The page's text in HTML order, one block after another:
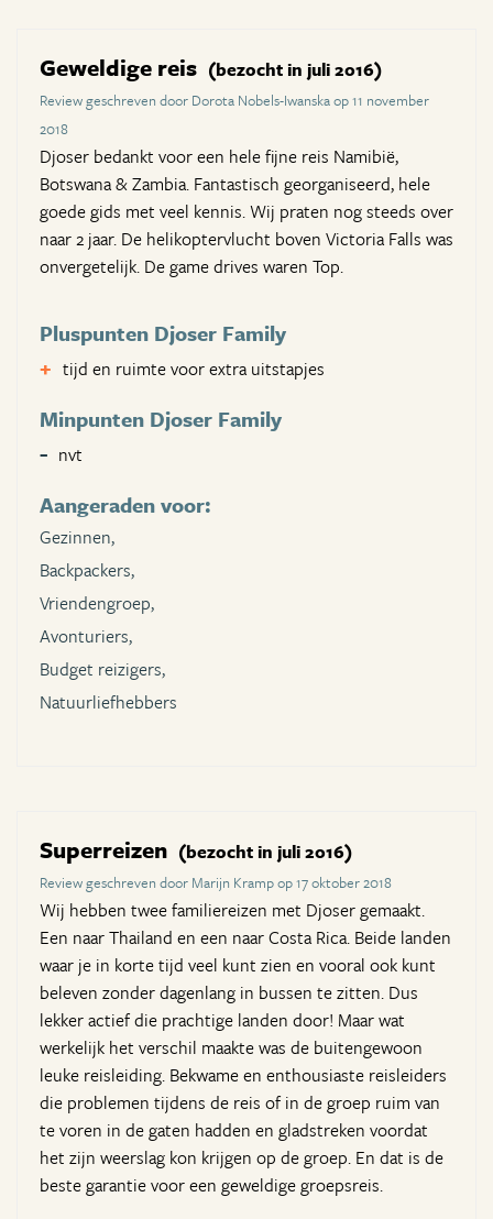
Geweldige reis (bezocht in juli 2016)
Review geschreven door Dorota Nobels-Iwanska op 11 november
2018
Djoser bedankt voor een hele fijne reis Namibië,
Botswana & Zambia. Fantastisch georganiseerd, hele
goede gids met veel kennis. Wij praten nog steeds over
naar 2 jaar. De helikoptervlucht boven Victoria Falls was
onvergetelijk. De game drives waren Top.
Pluspunten Djoser Family
tijd en ruimte voor extra uitstapjes
Minpunten Djoser Family
nvt
Aangeraden voor:
Gezinnen,
Backpackers,
Vriendengroep,
Avonturiers,
Budget reizigers,
Natuurliefhebbers
Superreizen (bezocht in juli 2016)
Review geschreven door Marijn Kramp op 17 oktober 2018
Wij hebben twee familiereizen met Djoser gemaakt.
Een naar Thailand en een naar Costa Rica. Beide landen
waar je in korte tijd veel kunt zien en vooral ook kunt
beleven zonder dagenlang in bussen te zitten. Dus
lekker actief die prachtige landen door! Maar wat
werkelijk het verschil maakte was de buitengewoon
leuke reisleiding. Bekwame en enthousiaste reisleiders
die problemen tijdens de reis of in de groep ruim van
te voren in de gaten hadden en gladstreken voordat
het zijn weerslag kon krijgen op de groep. En dat is de
beste garantie voor een geweldige groepsreis.